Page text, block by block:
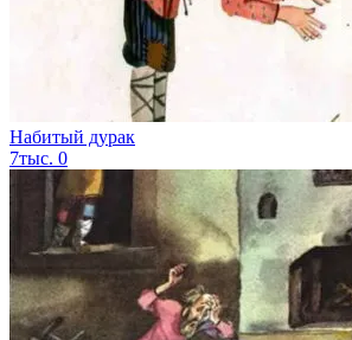
Набитый дурак
7тыс. 0